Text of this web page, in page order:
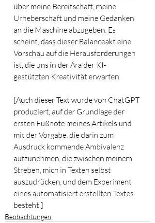
über meine Bereitschaft, meine
Urheberschaft und meine Gedanken
an die Maschine abzugeben. Es
scheint, dass dieser Balanceakt eine
Vorschau auf die Herausforderungen
ist, die uns in der Ära der KI-
gestützten Kreativität erwarten.
[Auch dieser Text wurde von ChatGPT
produziert, auf der Grundlage der
ersten Fußnote meines Artikels und
mit der Vorgabe, die darin zum
Ausdruck kommende Ambivalenz
aufzunehmen, die zwischen meinem
Streben, mich in Texten selbst
auszudrücken, und dem Experiment
eines automatisiert erstellten Textes
besteht.]
Beobachtungen